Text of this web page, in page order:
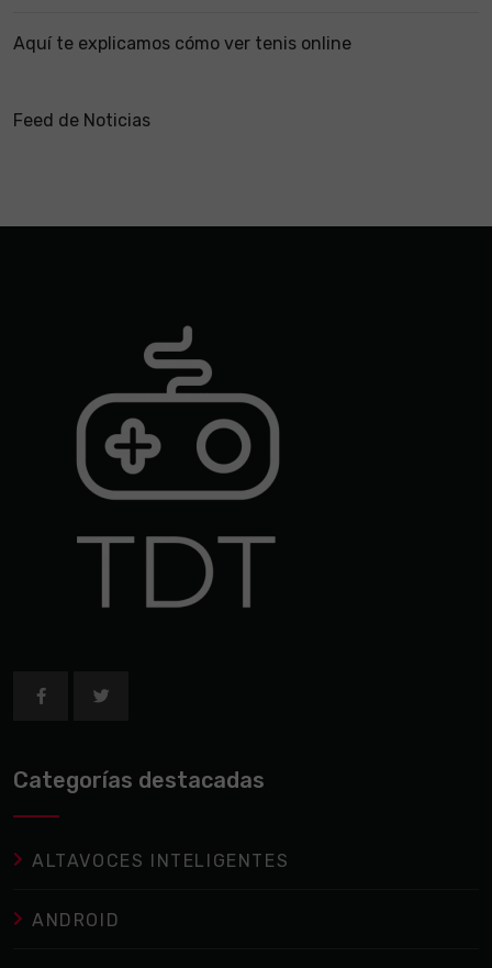
Aquí te explicamos cómo ver tenis online
Feed de Noticias
Categorías destacadas
ALTAVOCES INTELIGENTES
ANDROID